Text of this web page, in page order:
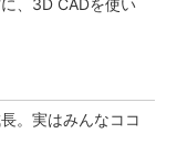
、3D CADを使い
。実はみんなココ